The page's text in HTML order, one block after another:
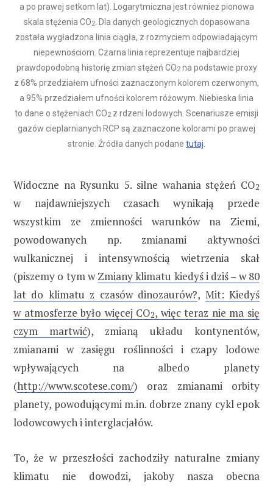
a po prawej setkom lat). Logarytmiczna jest również pionowa
skala stężenia CO2. Dla danych geologicznych dopasowana
została wygładzona linia ciągła, z rozmyciem odpowiadającym
niepewnościom. Czarna linia reprezentuje najbardziej
prawdopodobną historię zmian stężeń CO2na podstawie proxy
z 68% przedziałem ufności zaznaczonym kolorem czerwonym,
a 95% przedziałem ufności kolorem różowym. Niebieska linia
to dane o stężeniach CO2 z rdzeni lodowych. Scenariusze emisji
gazów cieplarnianych RCP są zaznaczone kolorami po prawej
stronie. Źródła danych podane tutaj
Widoczne na Rysunku 5. silne wahania stężeń CO2
w najdawniejszych czasach wynikają przede
wszystkim ze zmienności warunków na Ziemi,
powodowanych np. zmianami aktywności
wulkanicznej i intensywnością wietrzenia skał
(piszemy o tym wZmiany klimatu kiedyś i dziś – w 80
lat do klimatu z czasów dinozaurów?, Mit: Kiedyś
w atmosferze było więcej CO2, więc teraz nie ma się
czym martwić), zmianą układu kontynentów,
zmianami w zasięgu roślinności i czapy lodowe
wpływających na albedo planety
(http://www.scotese.com/) oraz zmianami orbity
planety, powodującymi m.in. dobrze znany cykl epok
lodowcowych i interglacjałów.
To, że w przeszłości zachodziły naturalne zmiany
klimatu nie dowodzi, jakoby nasza obecna